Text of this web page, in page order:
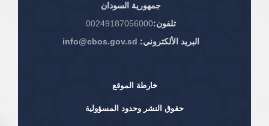
جمهورية السودان
تلفون:00249187056000
البريد الألكتروني: info@cbos.gov.sd
خارطة الموقع
حقوق النشر وحدود المسؤولية